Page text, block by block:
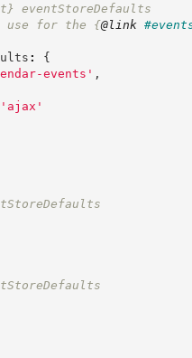
eventStoreDefaults
for the {@link
:
{
events ' ,
' ajax '